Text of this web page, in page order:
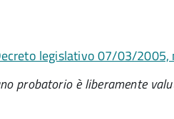
legislativo 07/03/2005,
probatorio è liberamente